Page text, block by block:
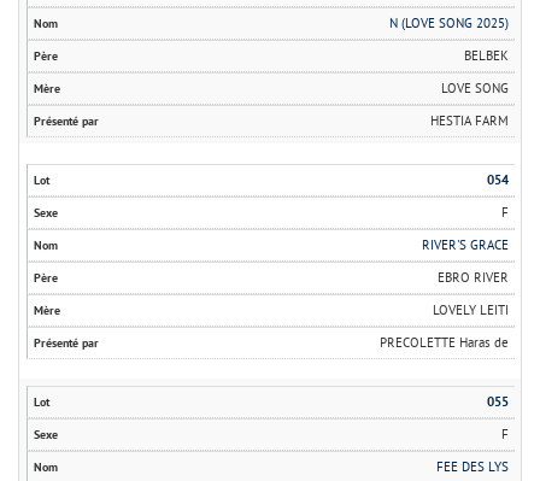
N (LOVE SONG 2025)
BELBEK
LOVE SONG
HESTIA FARM
054
F
RIVER'S GRACE
EBRO RIVER
LOVELY LEITI
PRECOLETTE Haras de
055
F
FEE DES LYS